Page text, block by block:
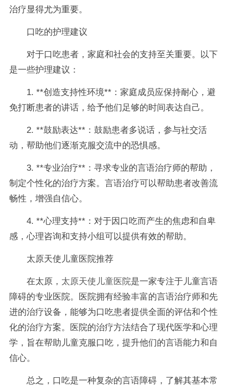
治疗显得尤为重要。
口吃的护理建议
对于口吃患者，家庭和社会的支持至关重要。以下
是一些护理建议：
1. **创造支持性环境**：家庭成员应保持耐心，避
免打断患者的讲话，给予他们足够的时间表达自己。
2. **鼓励表达**：鼓励患者多说话，参与社交活
动，帮助他们逐渐克服交流中的恐惧感。
3. **专业治疗**：寻求专业的言语治疗师的帮助，
制定个性化的治疗方案。言语治疗可以帮助患者改善流
畅性，增强自信心。
4. **心理支持**：对于因口吃而产生的焦虑和自卑
感，心理咨询和支持小组可以提供有效的帮助。
太原天使儿童医院推荐
在太原， 太原天使儿童医院是一家专注于儿童言语
障碍的专业医院。医院拥有经验丰富的言语治疗师和先
进的治疗设备，能够为口吃患者提供全面的评估和个性
化的治疗方案。医院的治疗方法结合了现代医学和心理
学，旨在帮助儿童克服口吃，提升他们的言语能力和自
信心。
总之，口吃是一种复杂的言语障碍，了解其基本常